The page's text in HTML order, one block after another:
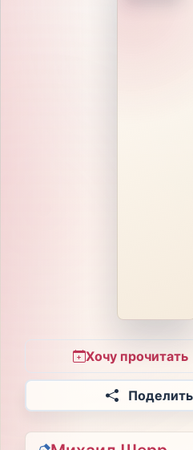
Хочу прочитать